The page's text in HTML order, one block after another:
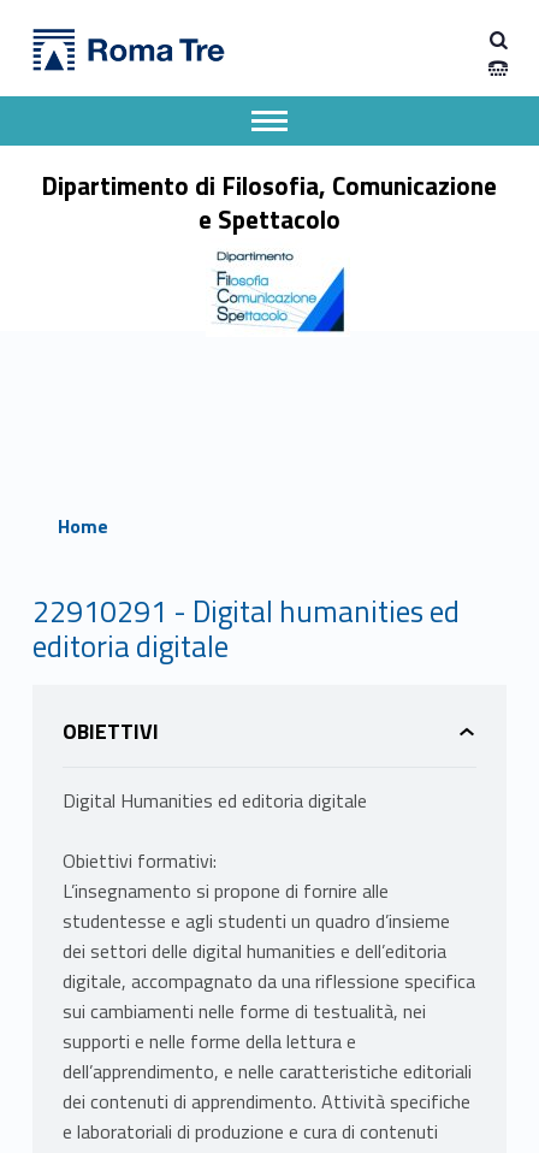
Dipartimento di Filosofia, Comunicazione e Spettacolo
Dipartimento di Filosofia, Comunicazione
e Spettacolo
Apri il menu secondario
Header info sidebar
Home
22910291 - Digital humanities ed
editoria digitale
OBIETTIVI
Digital Humanities ed editoria digitale
Obiettivi formativi:
L’insegnamento si propone di fornire alle
studentesse e agli studenti un quadro d’insieme
dei settori delle digital humanities e dell’editoria
digitale, accompagnato da una riflessione specifica
sui cambiamenti nelle forme di testualità, nei
supporti e nelle forme della lettura e
dell’apprendimento, e nelle caratteristiche editoriali
dei contenuti di apprendimento. Attività specifiche
e laboratoriali di produzione e cura di contenuti